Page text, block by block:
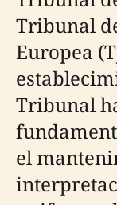
Tribunal
Europea
Tribunal
el